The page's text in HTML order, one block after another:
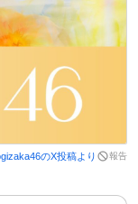
のX投稿より 報告